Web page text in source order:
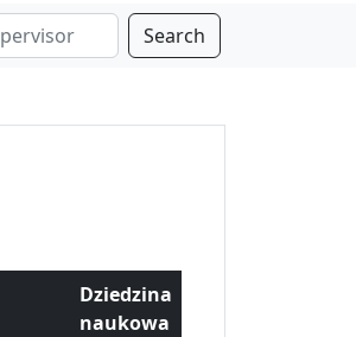
Search
Dziedzina
naukowa